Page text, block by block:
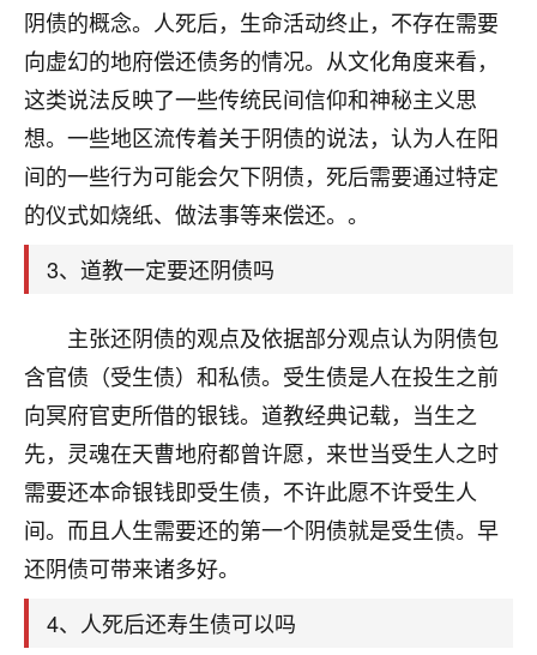
阴债的概念。人死后，生命活动终止，不存在需要
向虚幻的地府偿还债务的情况。从文化角度来看，
这类说法反映了一些传统民间信仰和神秘主义思
想。一些地区流传着关于阴债的说法，认为人在阳
间的一些行为可能会欠下阴债，死后需要通过特定
的仪式如烧纸、做法事等来偿还。。
3、道教一定要还阴债吗
主张还阴债的观点及依据部分观点认为阴债包
含官债（受生债）和私债。受生债是人在投生之前
向冥府官吏所借的银钱。道教经典记载，当生之
先，灵魂在天曹地府都曾许愿，来世当受生人之时
需要还本命银钱即受生债，不许此愿不许受生人
间。而且人生需要还的第一个阴债就是受生债。早
还阴债可带来诸多好。
4、人死后还寿生债可以吗
心若莲花
我是做餐饮的，这两年，生意屡屡受挫，店开一家关
一家，要么生意不好，生意好的就出事。前些年攒的
家底快败光了，真是倒霉！我也想找人看看到底怎么
回事？
鹿森：你可以找老师看看，人有时不服命不行
太阳当空赵：我也做餐饮的，生意不算大，但
址、风水、还有开业日子，哪哪都看了，虽然
大环境不好，但是我家生意还可以，前几天又
刚找老师做了补财库，希望财运更好一点！
2小时前 来自海南
梦醒时分
我女儿高二叛逆，大半年不上学，一说她就要死要活
的，把我们两口子愁的不行，朋友给我推荐的慧来老
师，一开始我是病急乱投医，这半年来，法事一个个
做完，我女儿跟变了个人一样，不期望她能考多好的
大学，只要能安安稳稳的把书读了，身体心理都健健